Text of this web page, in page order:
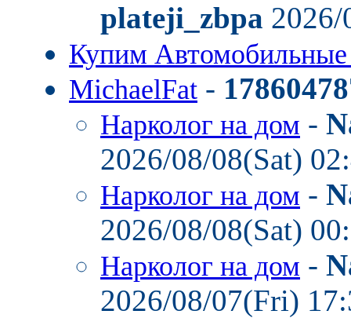
plateji_zbpa
Купим
MichaelFat -
Нарколог на дом -
2026/08/08(Sat)
Нарколог на дом -
2026/08/08(Sat)
Нарколог на дом -
2026/08/07(Fri)